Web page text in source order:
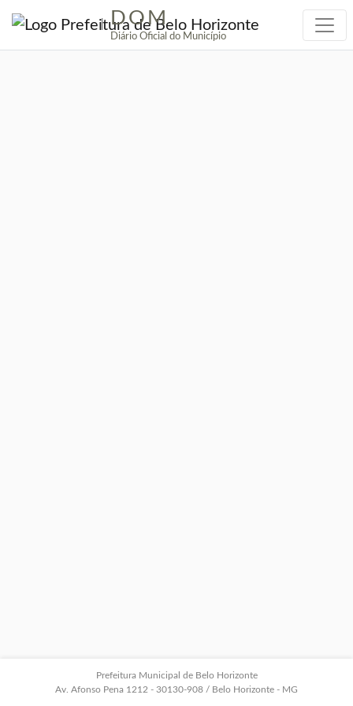
| DOM
Diário Oficial do Município
Prefeitura Municipal de Belo Horizonte
Av. Afonso Pena 1212 - 30130-908 / Belo Horizonte - MG